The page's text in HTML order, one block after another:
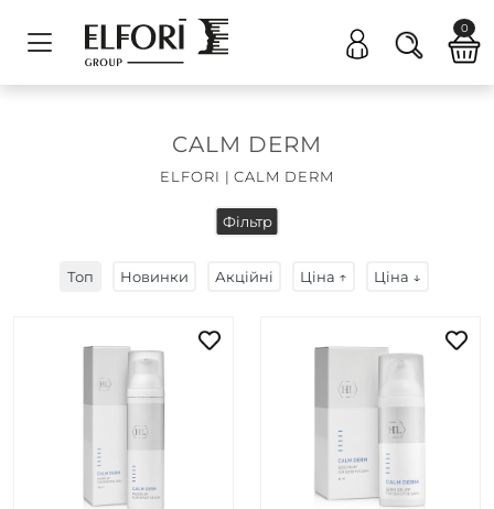
0
CALM DERM
ELFORI | CALM DERM
Фільтр
Топ Новинки Акційні Ціна ↑ Ціна ↓